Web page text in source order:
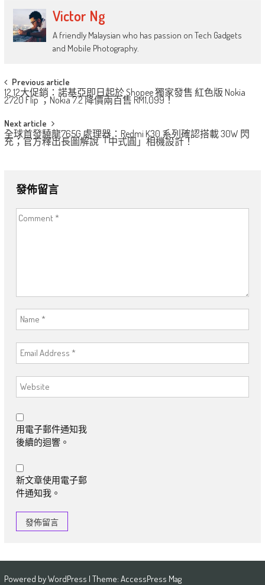
Victor Ng
A friendly Malaysian who has passion on Tech Gadgets
and Mobile Photography.
Post
navigation
Previous article
12.12大促銷：諾基亞即日起於​​ Shopee 獨家發售 紅色版 Nokia
2720 Flip ；Nokia 7.2 降價兩百售 RM1,099！
Next article
全球首發驍龍765G 處理器：Redmi K30 系列確認搭載 30W 閃
充；官方釋出長圖解說「中式圓」相機設計！
發佈留言
用電子郵件通知我
後續的迴響。
新文章使用電子郵
件通知我。
Powered byWordPress | Theme: AccessPress Mag